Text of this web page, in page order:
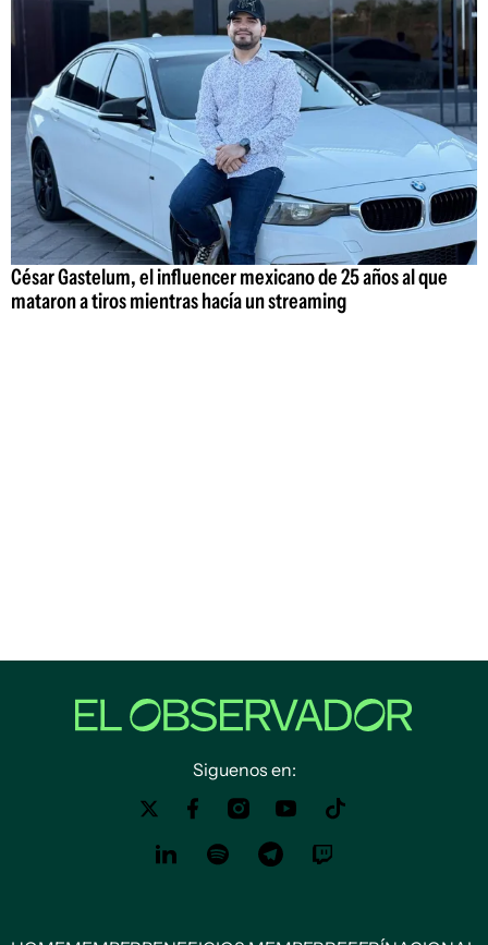
César Gastelum, el influencer mexicano de 25 años al que
mataron a tiros mientras hacía un streaming
Siguenos en: